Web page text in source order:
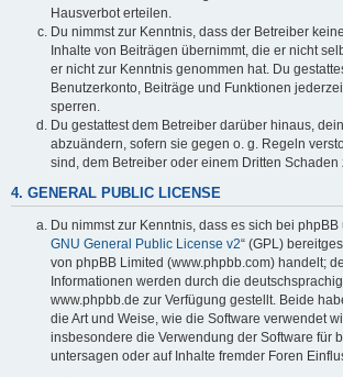
Hausverbot erteilen.
Du nimmst zur Kenntnis, dass der Betreiber
Inhalte von Beiträgen übernimmt, die er nicht
er nicht zur Kenntnis genommen hat. Du
Benutzerkonto, Beiträge und Funktionen
sperren.
Du gestattest dem Betreiber darüber hinaus,
abzuändern, sofern sie gegen o. g. Regeln
sind, dem Betreiber oder einem Dritten Schaden
4. GENERAL PUBLIC LICENSE
Du nimmst zur Kenntnis, dass es sich bei phpBB
GNU General Public License v2“ (GPL)
von phpBB Limited (www.phpbb.com) handelt;
Informationen werden durch die
www.phpbb.de zur Verfügung gestellt. Beide
die Art und Weise, wie die Software verwendet
insbesondere die Verwendung der Software für
untersagen oder auf Inhalte fremder Foren